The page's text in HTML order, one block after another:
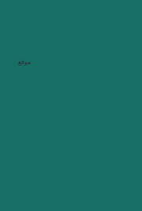
موقع